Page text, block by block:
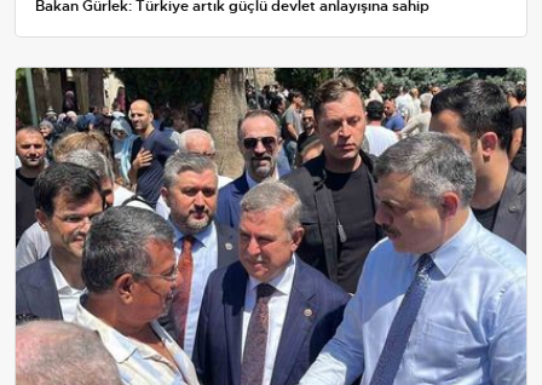
Bakan Gürlek: Türkiye artık güçlü devlet anlayışına sahip